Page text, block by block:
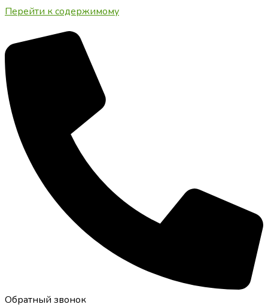
Перейти к содержимому
Обратный звонок